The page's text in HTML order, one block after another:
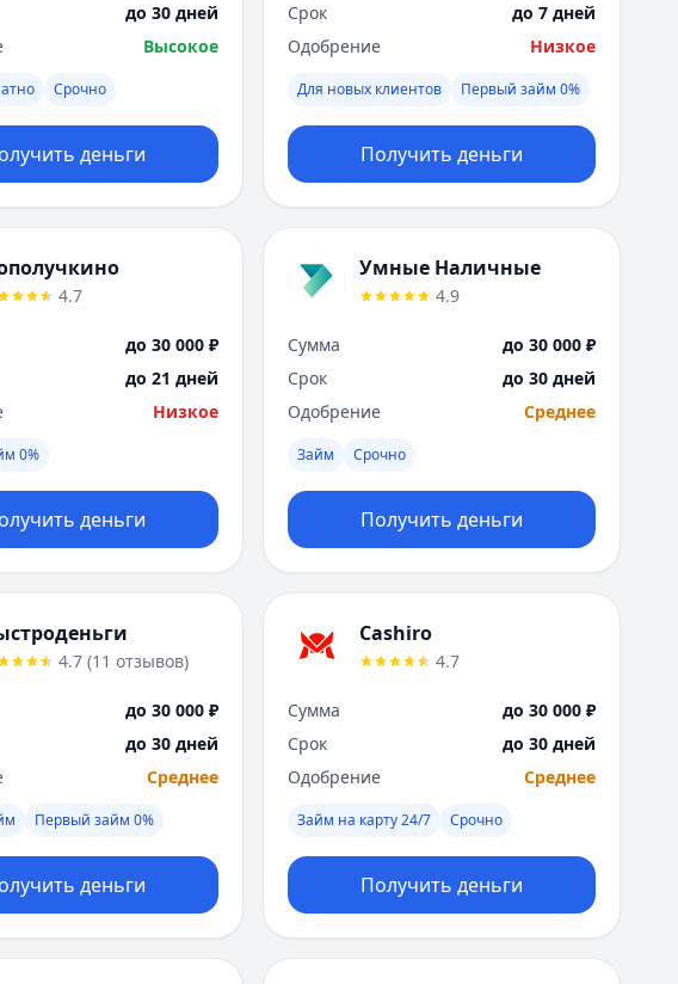
Магнитогорск
Махачкала
Набережные Челны
Новокузнецк
Новосибирск
О
Р
Ростов-на-Дону
Рязань
С
Самара
Санкт-Петербург
Саратов
Севастополь
Тверь
Томск
Тула
Тюмень
У
Ульяновск
до 30 дней
Высокое
Срочно
деньги
Срок
до 7 дней
Одобрение
Низкое
Для новых клиентов Первый займ 0%
Получить деньги
4.7
до 30 000 ₽
до 21 дней
Низкое
0%
деньги
Умные Наличные
4.9
Сумма
до 30 000 ₽
Срок
до 30 дней
Одобрение
Среднее
Займ Срочно
Получить деньги
4.7 (11 отзывов)
до 30 000 ₽
до 30 дней
Среднее
Первый займ 0%
деньги
Cashiro
4.7
Сумма
до 30 000 ₽
Срок
до 30 дней
Одобрение
Среднее
Займ на карту 24/7 Срочно
Получить деньги